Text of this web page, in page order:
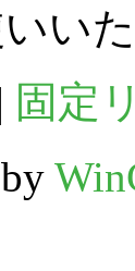
い
| 固定